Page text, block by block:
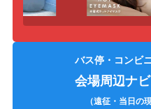
バス停・コンビ
会場周辺ナ
（遠征・当日の